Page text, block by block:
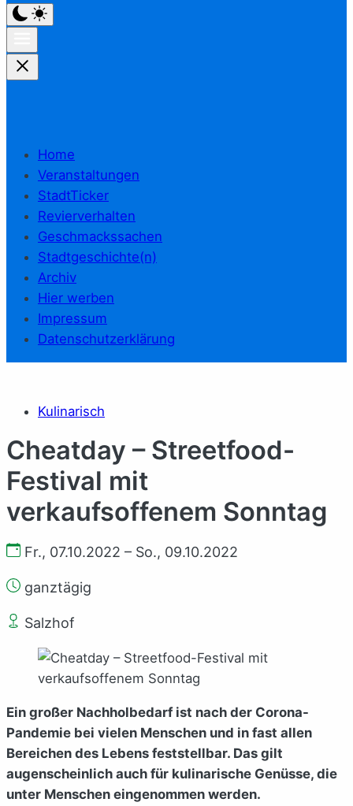
Home
Veranstaltungen
StadtTicker
Revierverhalten
Geschmackssachen
Stadtgeschichte(n)
Archiv
Hier werben
Impressum
Datenschutzerklärung
Kulinarisch
Cheatday – Streetfood-
Festival mit
verkaufsoffenem Sonntag
Fr., 07.10.2022 – So., 09.10.2022
ganztägig
Salzhof
Ein großer Nachholbedarf ist nach der Corona-
Pandemie bei vielen Menschen und in fast allen
Bereichen des Lebens feststellbar. Das gilt
augenscheinlich auch für kulinarische Genüsse, die
unter Menschen eingenommen werden.